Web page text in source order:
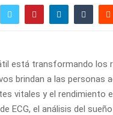
está transformando los
brindan a las personas
vitales y el rendimiento
ECG, el análisis del